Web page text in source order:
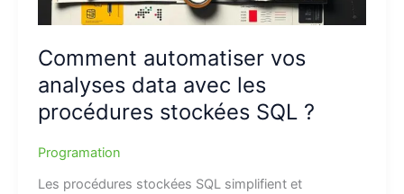
Comment automatiser vos
analyses data avec les
procédures stockées SQL ?
Programation
Les procédures stockées SQL simplifient et